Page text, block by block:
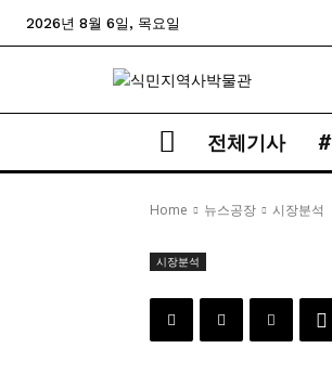
2026년 8월 6일, 목요일
전체기사
Home 뉴스공장 시장분석
시장분석